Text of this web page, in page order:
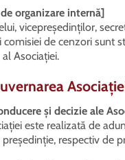
organizare internă]
vicepreședinților,
comisiei de cenzori sunt
Asociației.
și decizie ale
este realizată de
respectiv de